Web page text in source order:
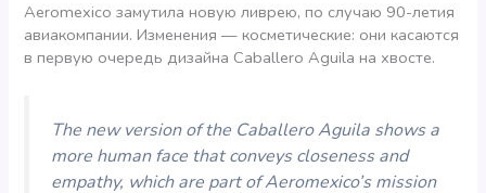
Aeromexico замутила новую ливрею, по случаю 90-летия
авиакомпании. Изменения — косметические: они касаются
в первую очередь дизайна Caballero Aguila на хвосте.
The new version of the Caballero Aguila shows a
more human face that conveys closeness and
empathy, which are part of Aeromexico’s mission